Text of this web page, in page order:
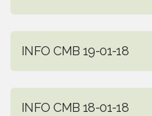
INFO CMB 19-01-18
INFO CMB 18-01-18